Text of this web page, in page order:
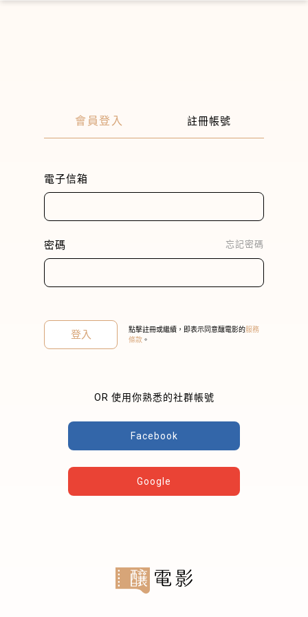
會員登入 註冊帳號
電子信箱
密碼 忘記密碼
登入 點擊註冊或繼續，即表示同意釀電影的服務
條款 。
OR 使用你熟悉的社群帳號
Facebook
Google